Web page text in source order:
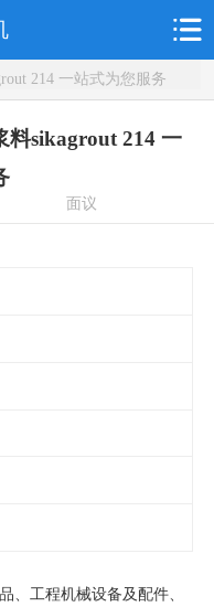
214 一站式为您服务
料sikagrout 214 一
面议
、工程机械设备及配件、